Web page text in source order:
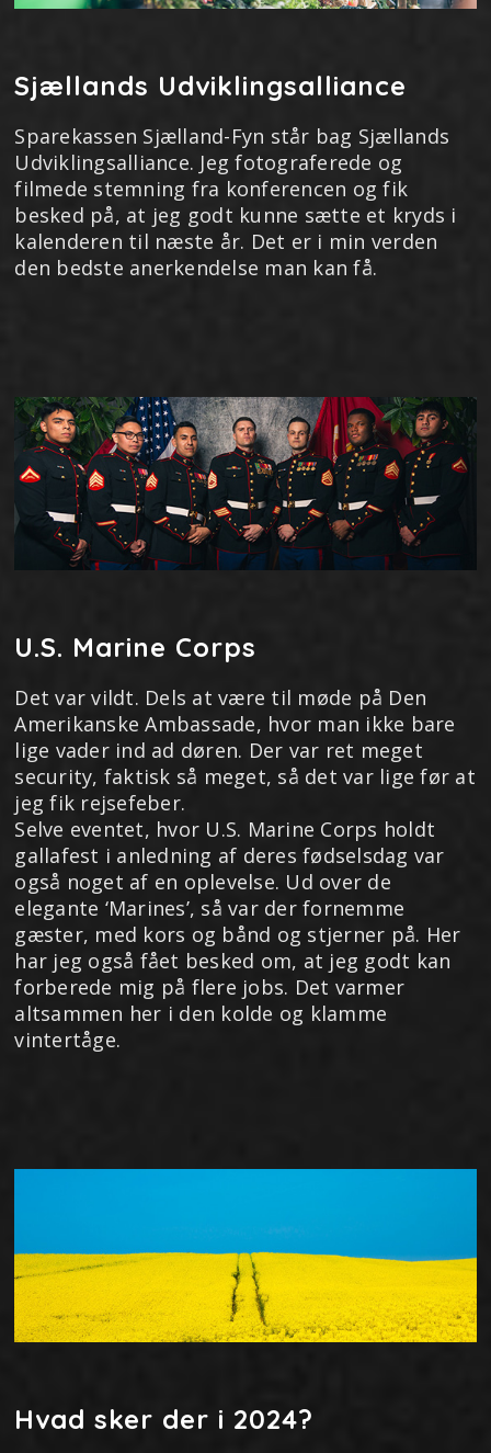
Sjællands Udviklingsalliance
Sparekassen Sjælland-Fyn står bag Sjællands
Udviklingsalliance. Jeg fotograferede og
filmede stemning fra konferencen og fik
besked på, at jeg godt kunne sætte et kryds i
kalenderen til næste år. Det er i min verden
den bedste anerkendelse man kan få.
U.S. Marine Corps
Det var vildt. Dels at være til møde på Den
Amerikanske Ambassade, hvor man ikke bare
lige vader ind ad døren. Der var ret meget
security, faktisk så meget, så det var lige før at
jeg fik rejsefeber.
Selve eventet, hvor U.S. Marine Corps holdt
gallafest i anledning af deres fødselsdag var
også noget af en oplevelse. Ud over de
elegante ‘Marines’, så var der fornemme
gæster, med kors og bånd og stjerner på. Her
har jeg også fået besked om, at jeg godt kan
forberede mig på flere jobs. Det varmer
altsammen her i den kolde og klamme
vintertåge.
Hvad sker der i 2024?